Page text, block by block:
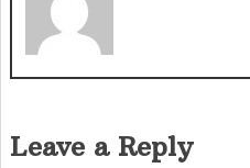
Leave a Reply